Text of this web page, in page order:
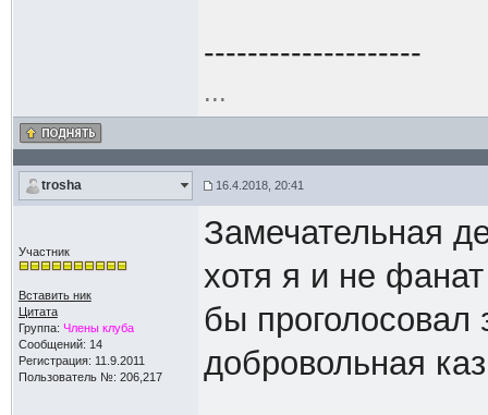
--------------------
...
trosha 16.4.2018, 20:41
Участник
Вставить ник
Цитата
Группа: Члены клуба
Сообщений: 14
Регистрация: 11.9.2011
Пользователь №: 206,217
Замечательная
хотя я и не
бы проголосовал
добровольная